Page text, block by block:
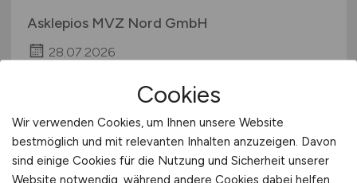
Asklepios MVZ Nord GmbH
28.07.2026
Cookies
Wir verwenden Cookies, um Ihnen unsere Website
bestmöglich und mit relevanten Inhalten anzuzeigen. Davon
sind einige Cookies für die Nutzung und Sicherheit unserer
Website notwendig, während andere Cookies dabei helfen,